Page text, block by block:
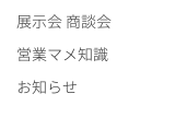
展示会 商談会
営業マメ知識
お知らせ